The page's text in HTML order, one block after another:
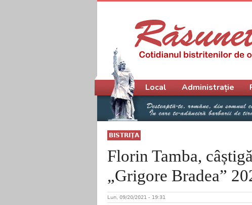
BISTRIŢA
Florin Tamba,
„Grigore Bradea”
Lun, 09/20/2021 - 19:31
Meniu principal
Local Administrație